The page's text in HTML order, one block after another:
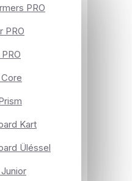
PRO
PRO
Kart
Üléssel